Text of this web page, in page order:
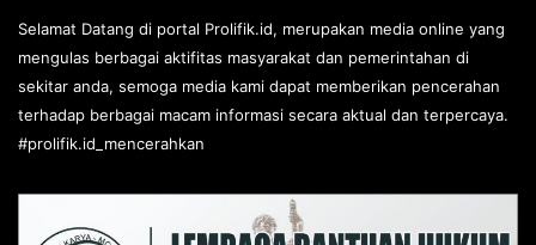
Selamat Datang di portal Prolifik.id, merupakan media online yang
mengulas berbagai aktifitas masyarakat dan pemerintahan di
sekitar anda, semoga media kami dapat memberikan pencerahan
terhadap berbagai macam informasi secara aktual dan terpercaya.
#prolifik.id_mencerahkan